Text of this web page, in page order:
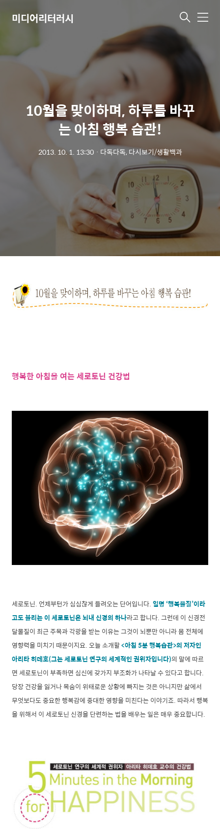
미디어리터러시 메
10월을 맞이하며, 하루를 바꾸
는 아침 행복 습관!
2013. 10. 1. 13:30ㆍ 다독다독, 다시보기/생활백과
행복한 아침을 여는 세로토닌 건강법
세로토닌. 언제부턴가 심심찮게 들려오는 단어입니다.일명 ‘행복물질’이라
고도 불리는 이 세로토닌은 뇌내 신경의 하나라고 합니다. 그런데 이 신경전
달물질이 최근 주목과 각광을 받는 이유는 그것이 뇌뿐만 아니라 몸 전체에
영향력을 미치기 때문이지요. 오늘 소개할<아침 5분 행복습관>의 저자인
아리타 히데호(그는 세로토닌 연구의 세계적인 권위자입니다)의 말에 따르
면 세로토닌이 부족하면 심신에 갖가지 부조화가 나타날 수 있다고 합니다.
당장 건강을 잃거나 목숨이 위태로운 상황에 빠지는 것은 아니지만 삶에서
무엇보다도 중요한 행복감에 중대한 영향을 미친다는 이야기죠. 따라서 행복
을 위해서 이 세로토닌 신경을 단련하는 법을 배우는 일은 매우 중요합니다.